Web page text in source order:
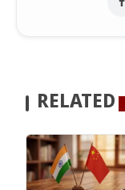
RELATED